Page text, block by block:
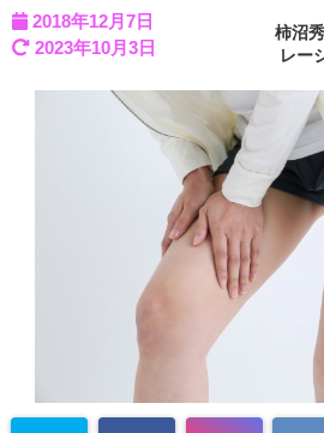
2018年12月7日
2023年10月3日
柿沼
レー